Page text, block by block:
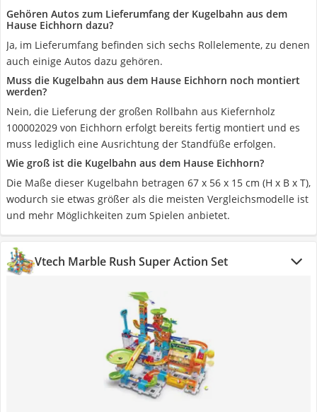
Gehören Autos zum Lieferumfang der Kugelbahn aus dem
Hause Eichhorn dazu?
Ja, im Lieferumfang befinden sich sechs Rollelemente, zu denen
auch einige Autos dazu gehören.
Muss die Kugelbahn aus dem Hause Eichhorn noch montiert
werden?
Nein, die Lieferung der großen Rollbahn aus Kiefernholz
100002029 von Eichhorn erfolgt bereits fertig montiert und es
muss lediglich eine Ausrichtung der Standfüße erfolgen.
Wie groß ist die Kugelbahn aus dem Hause Eichhorn?
Die Maße dieser Kugelbahn betragen 67 x 56 x 15 cm (H x B x T),
wodurch sie etwas größer als die meisten Vergleichsmodelle ist
und mehr Möglichkeiten zum Spielen anbietet.
Vtech Marble Rush Super Action Set